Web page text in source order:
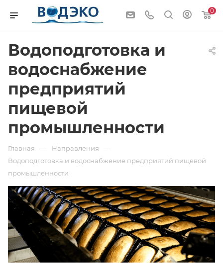
0
Водоподготовка и
водоснабжение
предприятий
пищевой
промышленности
Главная — Направления —
Водоподготовка и водоснабжение предприятий пищевой
промышленности